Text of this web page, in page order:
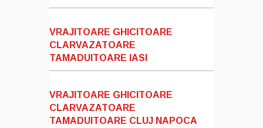
VRAJITOARE GHICITOARE
CLARVAZATOARE
TAMADUITOARE IASI
VRAJITOARE GHICITOARE
CLARVAZATOARE
TAMADUITOARE CLUJ NAPOCA